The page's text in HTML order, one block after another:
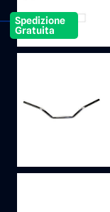
Spedizione
Gratuita